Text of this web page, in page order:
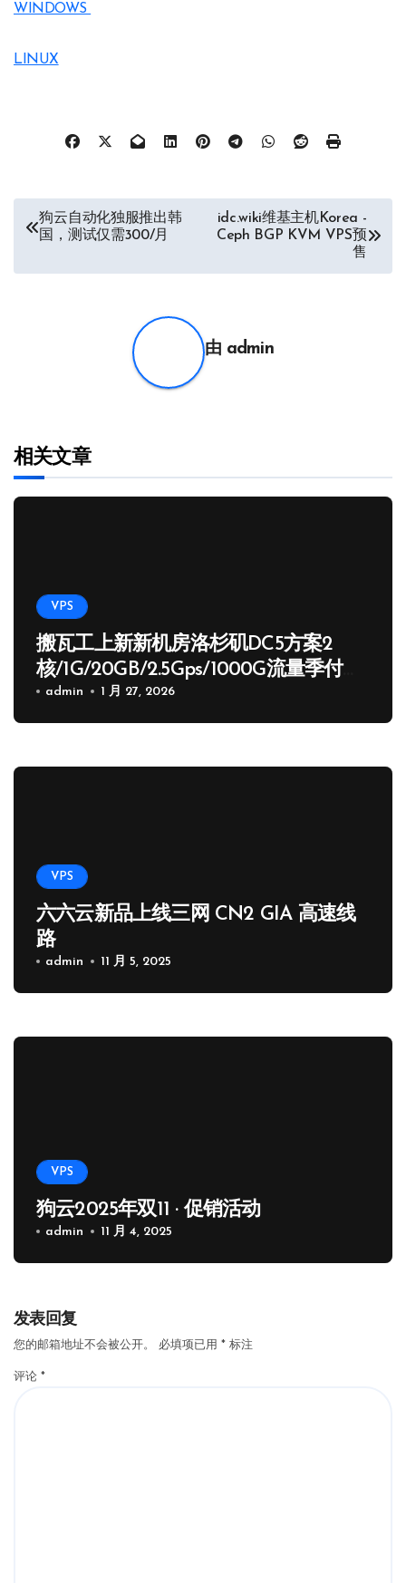
WINDOWS
LINUX
导
狗云自动化独服推出韩
国，测试仅需300/月
idc.wiki维基主机Korea -
Ceph BGP KVM VPS预
售
由 admin
相关文章
VPS
搬瓦工上新新机房洛杉矶DC5方案2
核/1G/20GB/2.5Gps/1000G流量季付
65.89 USD
admin 1 月 27, 2026
VPS
六六云新品上线三网 CN2 GIA 高速线
路
admin 11 月 5, 2025
VPS
狗云2025年双11 · 促销活动
admin 11 月 4, 2025
发表回复
您的邮箱地址不会被公开。 必填项已用 * 标注
评论 *